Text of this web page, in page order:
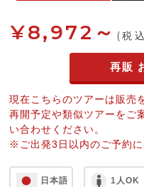
¥8,972～ (税
再販
現在こちらのツアーは販売
再開予定や類似ツアーをご
い合わせください。
※ご出発3日以内のご予約に
日本語 1人OK